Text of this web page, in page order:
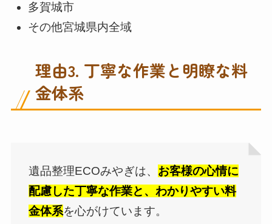
多賀城市
その他宮城県内全域
理由3. 丁寧な作業と明瞭な料
金体系
遺品整理ECOみやぎは、 お客様の心情に
配慮した丁寧な作業と、わかりやすい料
金体系を心がけています。